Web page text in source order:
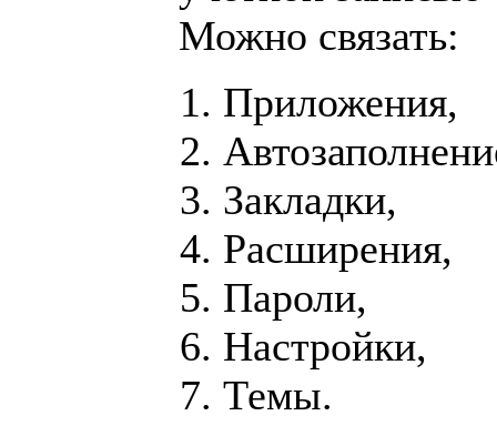
Можно связать:
Приложения,
Закладки,
Расширения,
Пароли,
Настройки,
Темы.